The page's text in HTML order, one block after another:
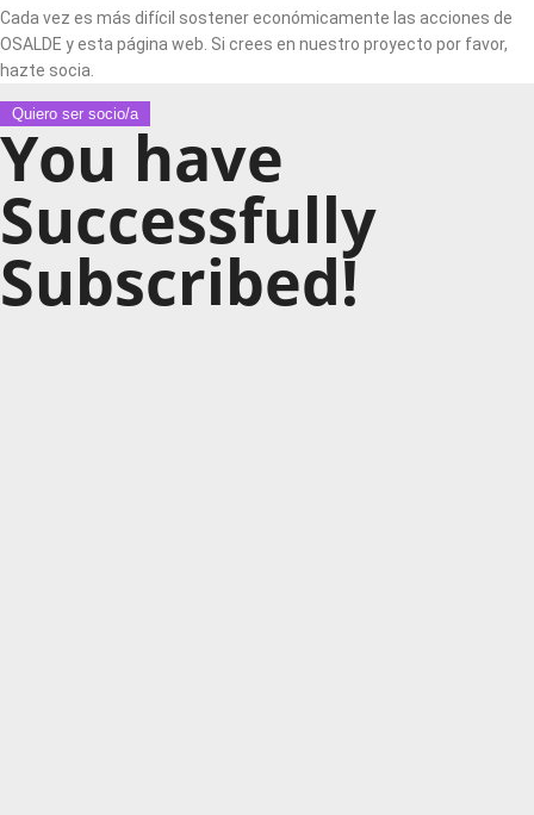
Cada vez es más difícil sostener económicamente las acciones de
OSALDE y esta página web. Si crees en nuestro proyecto por favor,
hazte socia.
Quiero ser socio/a
You have
Successfully
Subscribed!